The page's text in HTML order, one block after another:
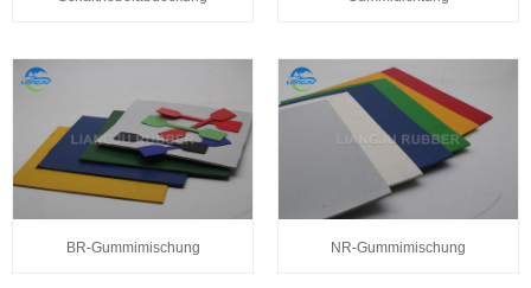
BR-Gummimischung NR-Gummimischung